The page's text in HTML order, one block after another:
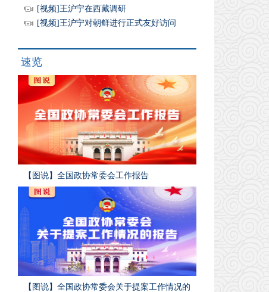
[视频]王沪宁在西藏调研
[视频]王沪宁对朝鲜进行正式友好访问
速览
【图说】全国政协常委会工作报告
【图说】全国政协常委会关于提案工作情况的